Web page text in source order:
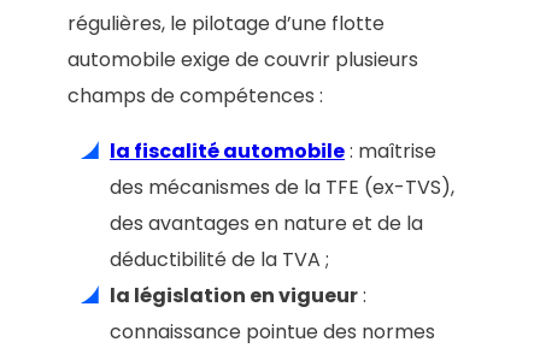
régulières, le pilotage d’une flotte
automobile exige de couvrir plusieurs
champs de compétences :
la fiscalité automobile: maîtrise
des mécanismes de la TFE (ex-TVS),
des avantages en nature et de la
déductibilité de la TVA ;
la législation en vigueur:
connaissance pointue des normes